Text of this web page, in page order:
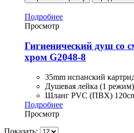
Подробнее
Просмотр
Гигиенический душ со
хром G2048-8
35mm испанский
Душевая лейка (1 режим)
Шланг PVC (ПВХ)
Подробнее
Просмотр
Показать: